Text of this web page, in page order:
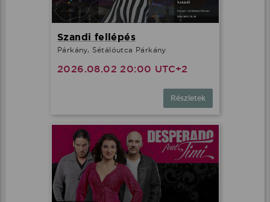
Szandi fellépés
Párkány, Sétálóutca Párkány
2026.08.02 20:00 UTC+2
Részletek